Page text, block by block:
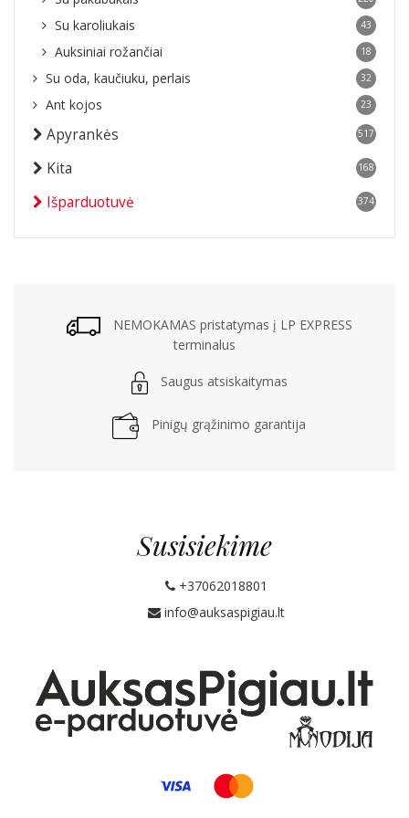
Su karoliukais 43
Auksiniai rožančiai 18
Su oda, kaučiuku, perlais 32
Ant kojos 23
Apyrankės 517
Kita 168
Išparduotuvė 374
NEMOKAMAS pristatymas į LP EXPRESS
terminalus
Saugus atsiskaitymas
Pinigų grąžinimo garantija
Susisiekime
+37062018801
info@auksaspigiau.lt